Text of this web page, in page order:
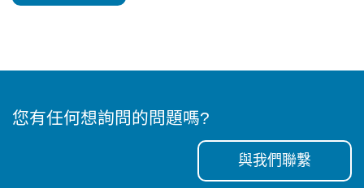
您有任何想詢問的問題嗎?
與我們聯繫